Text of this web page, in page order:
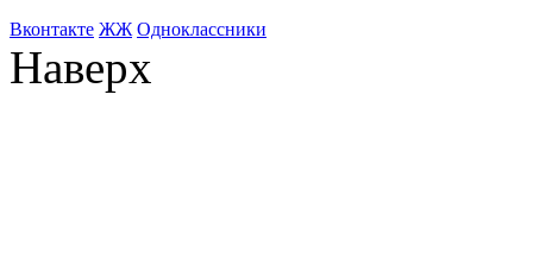
Bконтакте ЖЖ Одноклассники
Наверх